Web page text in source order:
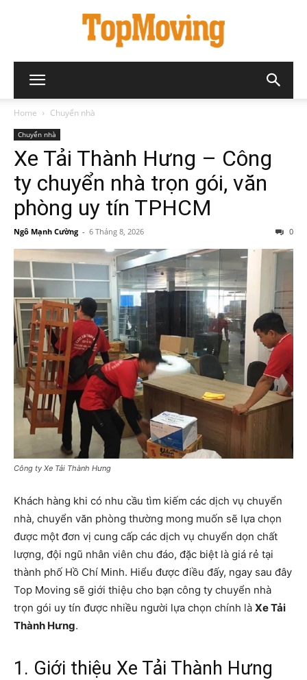
Home Chuyển nhà
Chuyển nhà
Xe Tải Thành Hưng – Công
ty chuyển nhà trọn gói, văn
phòng uy tín TPHCM
Ngô Mạnh Cường - 6 Tháng 8, 2026 0
Công ty Xe Tải Thành Hưng
Khách hàng khi có nhu cầu tìm kiếm các dịch vụ chuyển
nhà, chuyển văn phòng thường mong muốn sẽ lựa chọn
được một đơn vị cung cấp các dịch vụ chuyển dọn chất
lượng, đội ngũ nhân viên chu đáo, đặc biệt là giá rẻ tại
thành phố Hồ Chí Minh. Hiểu được điều đấy, ngay sau đây
Top Moving sẽ giới thiệu cho bạn công ty chuyển nhà
trọn gói uy tín được nhiều người lựa chọn chính là Xe Tải
Thành Hưng.
1. Giới thiệu Xe Tải Thành Hưng